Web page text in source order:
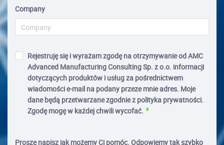
Company
Rejestruję się i wyrażam zgodę na otrzymywanie od AMC
Advanced Manufacturing Consulting Sp. z o.o. informacji
dotyczących produktów i usług za pośrednictwem
wiadomości e-mail na podany przeze mnie adres. Moje
dane będą przetwarzane zgodnie z polityka prywatności.
Zgodę mogę w każdej chwili wycofać.
Proszę napisz jak możemy Ci pomóc. Odpowiemy tak szybko